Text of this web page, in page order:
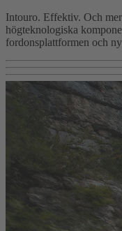
Intouro. Effektiv. Och
högteknologiska
fordonsplattformen och